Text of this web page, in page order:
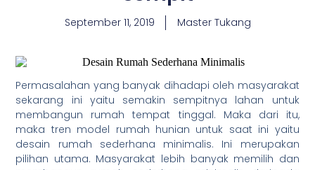
September 11, 2019 Master Tukang
Permasalahan yang banyak dihadapi oleh masyarakat
sekarang ini yaitu semakin sempitnya lahan untuk
membangun rumah tempat tinggal. Maka dari itu,
maka tren model rumah hunian untuk saat ini yaitu
desain rumah sederhana minimalis. Ini merupakan
pilihan utama. Masyarakat lebih banyak memilih dan